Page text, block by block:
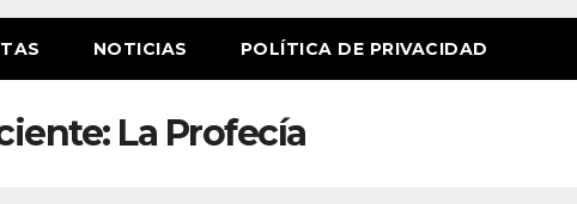
NOTICIAS POLÍTICA DE PRIVACIDAD
La Profecía